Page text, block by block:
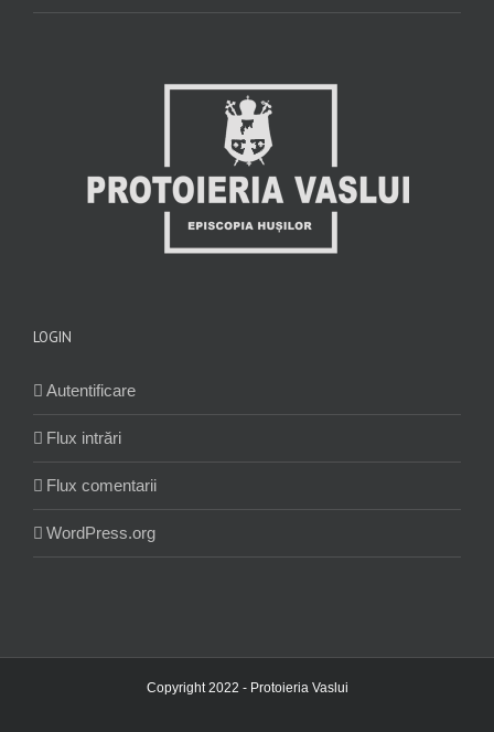
LOGIN
Autentificare
Flux intrări
Flux comentarii
WordPress.org
Copyright 2022 - Protoieria Vaslui